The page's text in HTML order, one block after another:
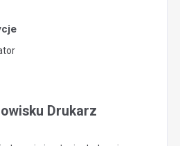
Drukarz